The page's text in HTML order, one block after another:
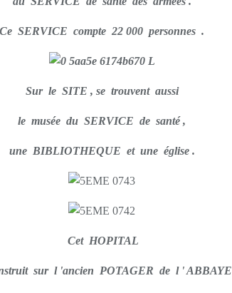
Ce SERVICE compte 22 000 personnes .
Sur le SITE , se trouvent aussi
le musée du SERVICE de santé ,
une BIBLIOTHEQUE et une église .
Cet HOPITAL
sur l 'ancien POTAGER de l ' ABBAYE